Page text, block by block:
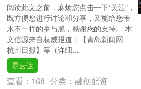
阅读此文之前，麻烦您点击一下“关注”，
既方便您进行讨论和分享，又能给您带
来不一样的参与感，感谢您的支持。 本
文信源来自权威报道：【青岛新闻网、
杭州日报】等（详细....
易云达
查看： 168 分类：融创配资